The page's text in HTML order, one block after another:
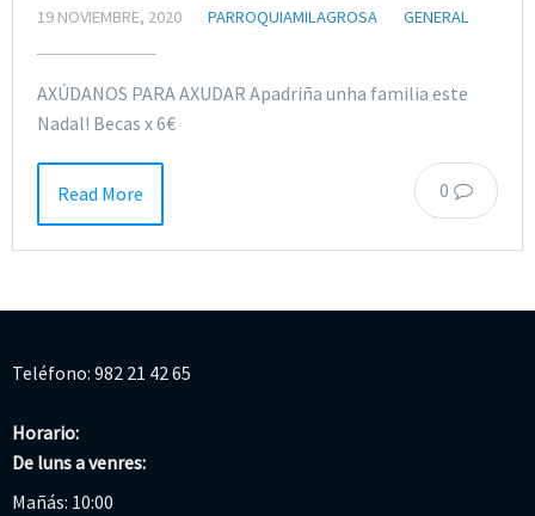
19 NOVIEMBRE, 2020 PARROQUIAMILAGROSA GENERAL
AXÚDANOS PARA AXUDAR Apadriña unha familia este
Nadal! Becas x 6€
0
Read More
Teléfono: 982 21 42 65
Horario:
De luns a venres:
Mañás: 10:00